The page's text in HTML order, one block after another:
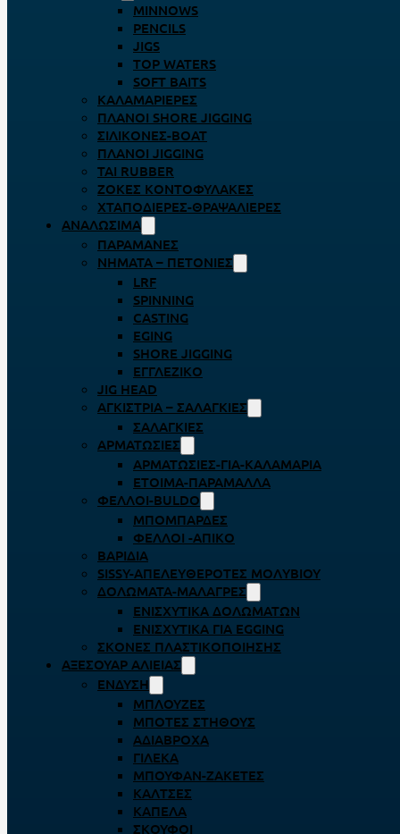
MINNOWS
PENCILS
JIGS
TOP WATERS
SOFT BAITS
ΚΑΛΑΜΑΡΙΈΡΕΣ
ΠΛΆΝΟΙ SHORE JIGGING
ΣΙΛΙΚΌΝΕΣ-BOAT
ΠΛΆΝΟΙ JIGGING
TAI RUBBER
ΖΌΚΕΣ ΚΟΝΤΟΦΎΛΑΚΕΣ
ΧΤΑΠΟΔΙΈΡΕΣ-ΘΡΑΨΑΛΙΈΡΕΣ
ΑΝΑΛΏΣΙΜΑ
ΠΑΡΑΜΆΝΕΣ
ΝΉΜΑΤΑ – ΠΕΤΟΝΙΈΣ
LRF
SPINNING
CASTING
EGING
SHORE JIGGING
ΕΓΓΛΈΖΙΚΟ
JIG HEAD
ΑΓΚΊΣΤΡΙΑ – ΣΑΛΑΓΚΙΈΣ
ΣΑΛΑΓΚΙΈΣ
ΑΡΜΑΤΩΣΙΈΣ
ΑΡΜΑΤΩΣΙΈΣ-ΓΙΑ-ΚΑΛΑΜΆΡΙΑ
ΈΤΟΙΜΑ-ΠΑΡΆΜΑΛΛΑ
ΦΕΛΛΟΊ-BULDO
ΜΠΟΜΠΆΡΔΕΣ
ΦΕΛΛΟΊ -ΑΠΊΚΟ
ΒΑΡΊΔΙΑ
SISSY-ΑΠΕΛΕΥΘΕΡΟΤΈΣ ΜΟΛΥΒΙΟΎ
ΔΟΛΏΜΑΤΑ-ΜΑΛΆΓΡΕΣ
ΕΝΙΣΧΥΤΙΚΆ ΔΟΛΩΜΆΤΩΝ
ΕΝΙΣΧΥΤΙΚΆ ΓΙΑ EGGING
ΣΚΌΝΕΣ ΠΛΑΣΤΙΚΟΠΟΊΗΣΗΣ
ΑΞΕΣΟΥΆΡ ΑΛΙΕΊΑΣ
ΈΝΔΥΣΗ
ΜΠΛΟΎΖΕΣ
ΜΠΌΤΕΣ ΣΤΉΘΟΥΣ
ΑΔΙΆΒΡΟΧΑ
ΓΙΛΈΚΑ
ΜΠΟΥΦΆΝ-ΖΑΚΈΤΕΣ
ΚΆΛΤΣΕΣ
ΚΑΠΈΛΑ
ΣΚΟΎΦΟΙ